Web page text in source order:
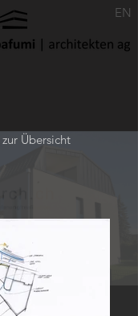
EN
Übersicht